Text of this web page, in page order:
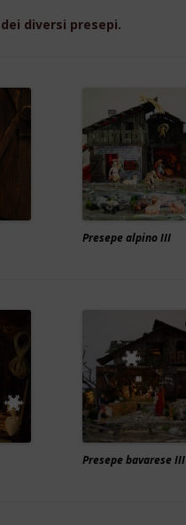
diversi presepi.
Presepe alpino III
Presepe bavarese III